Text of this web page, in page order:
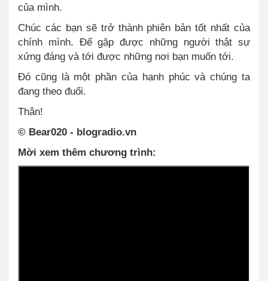
của mình.
Chúc các bạn sẽ trở thành phiên bản tốt nhất của
chính mình. Để gặp được những người thật sự
xứng đáng và tới được những nơi bạn muốn tới.
Đó cũng là một phần của hạnh phúc và chúng ta
đang theo đuổi.
Thân!
© Bear020 - blogradio.vn
Mời xem thêm chương trình: